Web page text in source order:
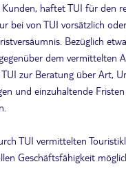
haftet TUI für den
bei von TUI vorsätzlich
Bezüglich
dem vermittelten
zur Beratung über Art,
und einzuhaltende
TUI vermittelten
Geschäftsfähigkeit